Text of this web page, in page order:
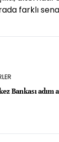
farklı
Bankası adım